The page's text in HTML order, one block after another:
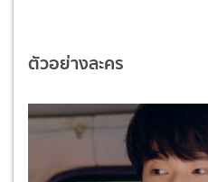
ตัวอย่างละคร